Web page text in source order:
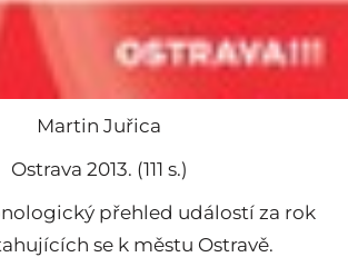
Martin Juřica
Ostrava 2013. (111 s.)
přehled událostí za rok
se k městu Ostravě.